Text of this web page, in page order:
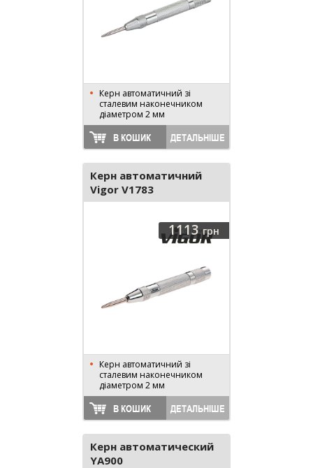
Керн автоматичний зі
сталевим наконечником
діаметром 2 мм
В КОШИК ДЕТАЛЬНІШЕ
Керн автоматичний
Vigor V1783
1113грн
Керн автоматичний зі
сталевим наконечником
діаметром 2 мм
В КОШИК ДЕТАЛЬНІШЕ
Керн автоматический
YA900